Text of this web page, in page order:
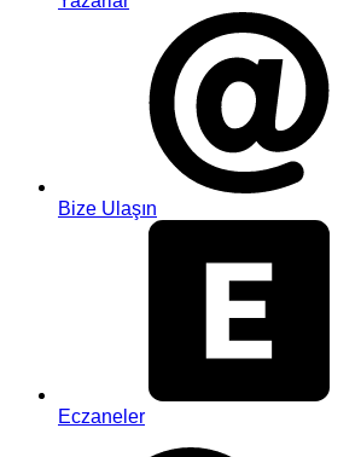
Bize Ulaşın
Eczaneler